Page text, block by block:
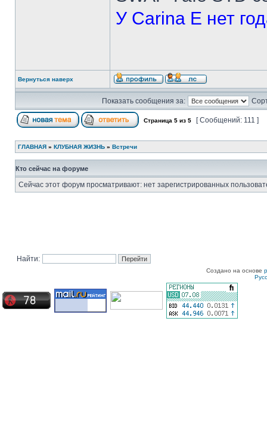
У Carina E нет
Вернуться наверх
Показать сообщения за:
Страница 5 из 5 [ Сообщений: 111 ]
ГЛАВНАЯ » КЛУБНАЯ ЖИЗНЬ » Встречи
Кто сейчас на форуме
Сейчас этот форум просматривают: нет зарегистрированных
Найти:
Создано на основе